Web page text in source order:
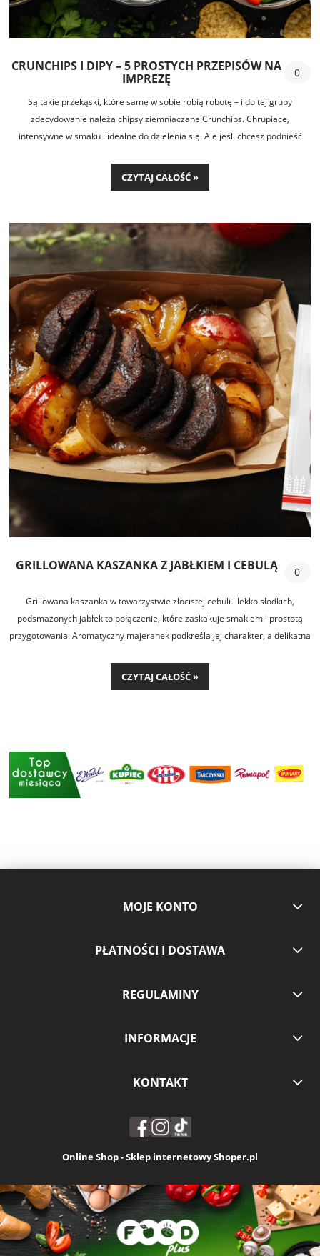
CRUNCHIPS I DIPY – 5 PROSTYCH PRZEPISÓW NA
IMPREZĘ
0
Są takie przekąski, które same w sobie robią robotę – i do tej grupy
zdecydowanie należą chipsy ziemniaczane Crunchips. Chrupiące,
intensywne w smaku i idealne do dzielenia się. Ale jeśli chcesz podnieść
dipy, które przygotujesz w kilka minut.
CZYTAJ CAŁOŚĆ »
GRILLOWANA KASZANKA Z JABŁKIEM I CEBULĄ 0
Grillowana kaszanka w towarzystwie złocistej cebuli i lekko słodkich,
podsmażonych jabłek to połączenie, które zaskakuje smakiem i prostotą
przygotowania. Aromatyczny majeranek podkreśla jej charakter, a delikatna
zarówno na szybki obiad, jak i efektowne danie z grilla.
CZYTAJ CAŁOŚĆ »
MOJE KONTO
PŁATNOŚCI I DOSTAWA
REGULAMINY
INFORMACJE
KONTAKT
Online Shop - Sklep internetowy Shoper.pl